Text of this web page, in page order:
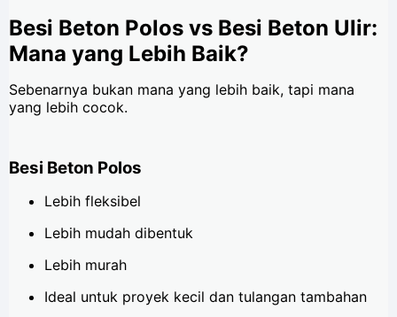
Besi Beton Polos vs Besi Beton Ulir:
Mana yang Lebih Baik?
Sebenarnya bukan mana yang lebih baik, tapi mana
yang lebih cocok.
Besi Beton Polos
Lebih fleksibel
Lebih mudah dibentuk
Lebih murah
Ideal untuk proyek kecil dan tulangan tambahan